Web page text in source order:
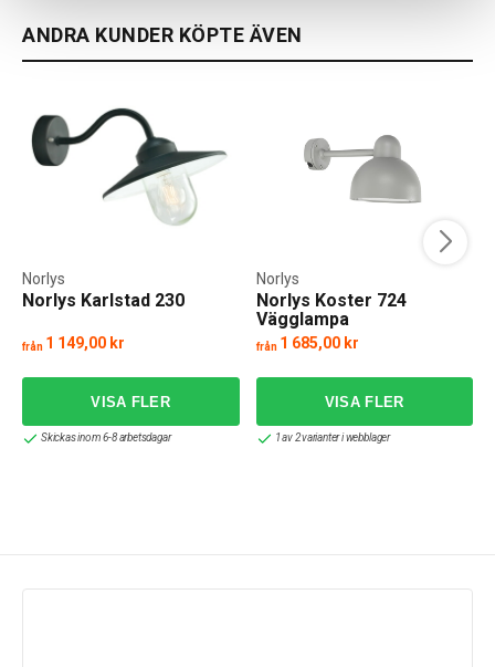
ANDRA KUNDER KÖPTE ÄVEN
Norlys Karlstad 230
Norlys
från 1 149,00 kr
Skickas inom 6-8 arbetsdagar
Norlys Koster 724
Vägglampa
Norlys
från 1 685,00 kr
1 av 2 varianter i webblager